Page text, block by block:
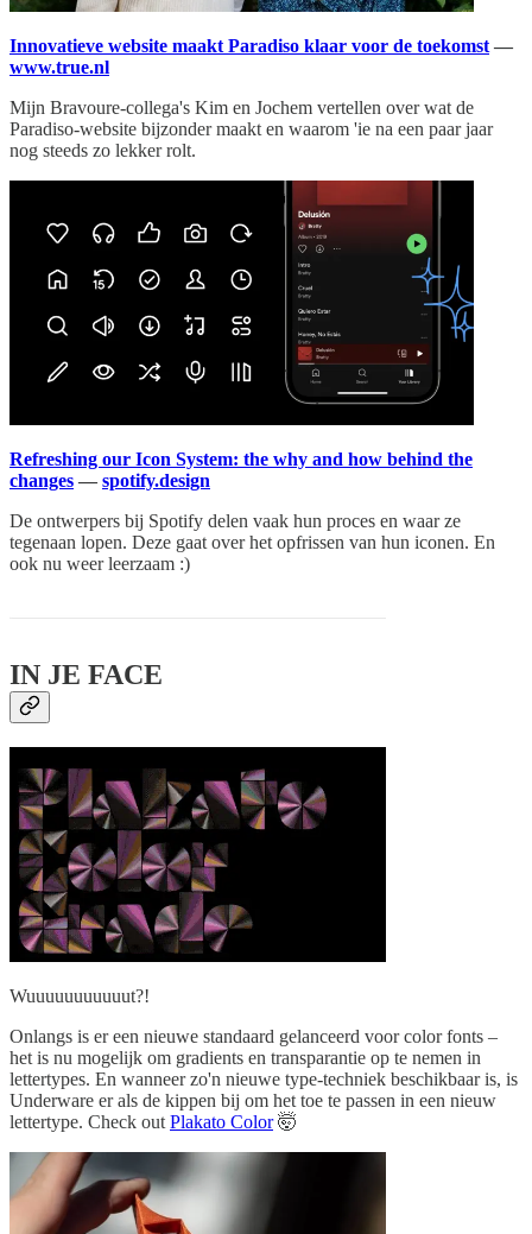
Innovatieve website maakt Paradiso klaar voor de toekomst —
www.true.nl
Mijn Bravoure-collega's Kim en Jochem vertellen over wat de
Paradiso-website bijzonder maakt en waarom 'ie na een paar jaar
nog steeds zo lekker rolt.
Refreshing our Icon System: the why and how behind the
changes — spotify.design
De ontwerpers bij Spotify delen vaak hun proces en waar ze
tegenaan lopen. Deze gaat over het opfrissen van hun iconen. En
ook nu weer leerzaam :)
IN JE FACE
Wuuuuuuuuuuut?!
Onlangs is er een nieuwe standaard gelanceerd voor color fonts –
het is nu mogelijk om gradients en transparantie op te nemen in
lettertypes. En wanneer zo'n nieuwe type-techniek beschikbaar is, is
Underware er als de kippen bij om het toe te passen in een nieuw
lettertype. Check out Plakato Color🤯